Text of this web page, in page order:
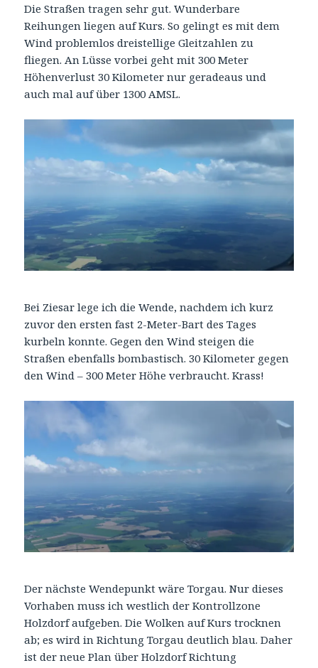
Die Straßen tragen sehr gut. Wunderbare
Reihungen liegen auf Kurs. So gelingt es mit dem
Wind problemlos dreistellige Gleitzahlen zu
fliegen. An Lüsse vorbei geht mit 300 Meter
Höhenverlust 30 Kilometer nur geradeaus und
auch mal auf über 1300 AMSL.
Bei Ziesar lege ich die Wende, nachdem ich kurz
zuvor den ersten fast 2-Meter-Bart des Tages
kurbeln konnte. Gegen den Wind steigen die
Straßen ebenfalls bombastisch. 30 Kilometer gegen
den Wind – 300 Meter Höhe verbraucht. Krass!
Der nächste Wendepunkt wäre Torgau. Nur dieses
Vorhaben muss ich westlich der Kontrollzone
Holzdorf aufgeben. Die Wolken auf Kurs trocknen
ab; es wird in Richtung Torgau deutlich blau. Daher
ist der neue Plan über Holzdorf Richtung